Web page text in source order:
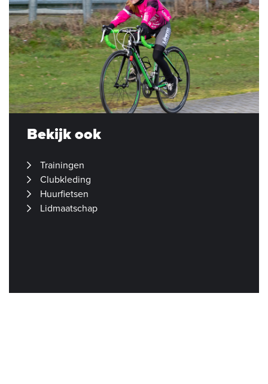
Bekijk ook
Trainingen
Clubkleding
Huurfietsen
Lidmaatschap